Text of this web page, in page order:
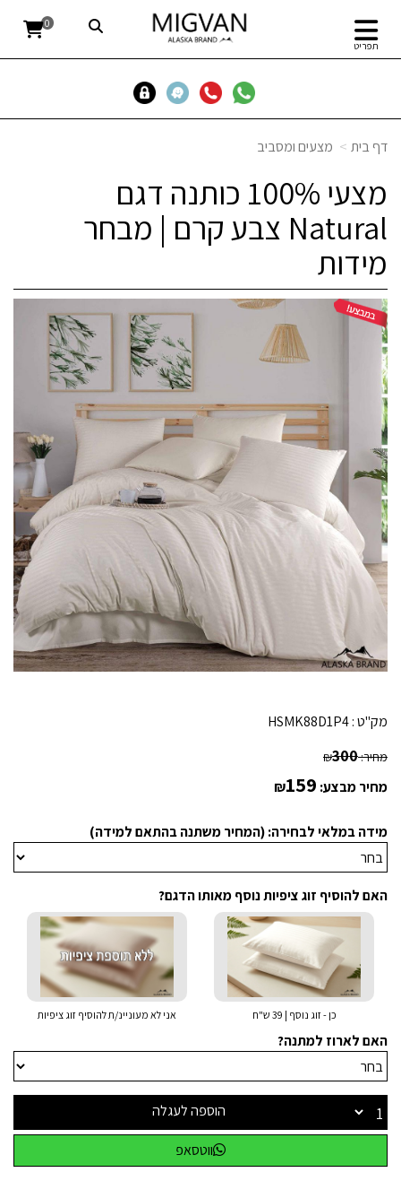
תפריט
0
דף בית מצעים ומסביב
מצעי 100% כותנה דגם
Natural צבע קרם | מבחר
מידות
מק"ט :HSMK88D1P4
מחיר: ₪300
מחיר מבצע: ₪159
מידה במלאי לבחירה: (המחיר משתנה בהתאם למידה)
האם להוסיף זוג ציפיות נוסף מאותו הדגם?
כן - זוג נוסף | 39 ש"ח אני לא מעוניינ/ת להוסיף זוג ציפיות
האם לארוז למתנה?
הוספה לעגלה
ווטסאפ